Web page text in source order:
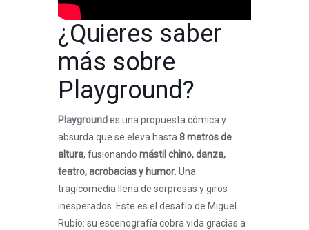
¿Quieres saber
más sobre
Playground?
Playgroundes una propuesta cómica y
absurda que se eleva hasta 8 metros de
altura, fusionando mástil chino, danza,
teatro, acrobacias y humor . Una
tragicomedia llena de sorpresas y giros
inesperados. Este es el desafío de Miguel
Rubio: su escenografía cobra vida gracias a